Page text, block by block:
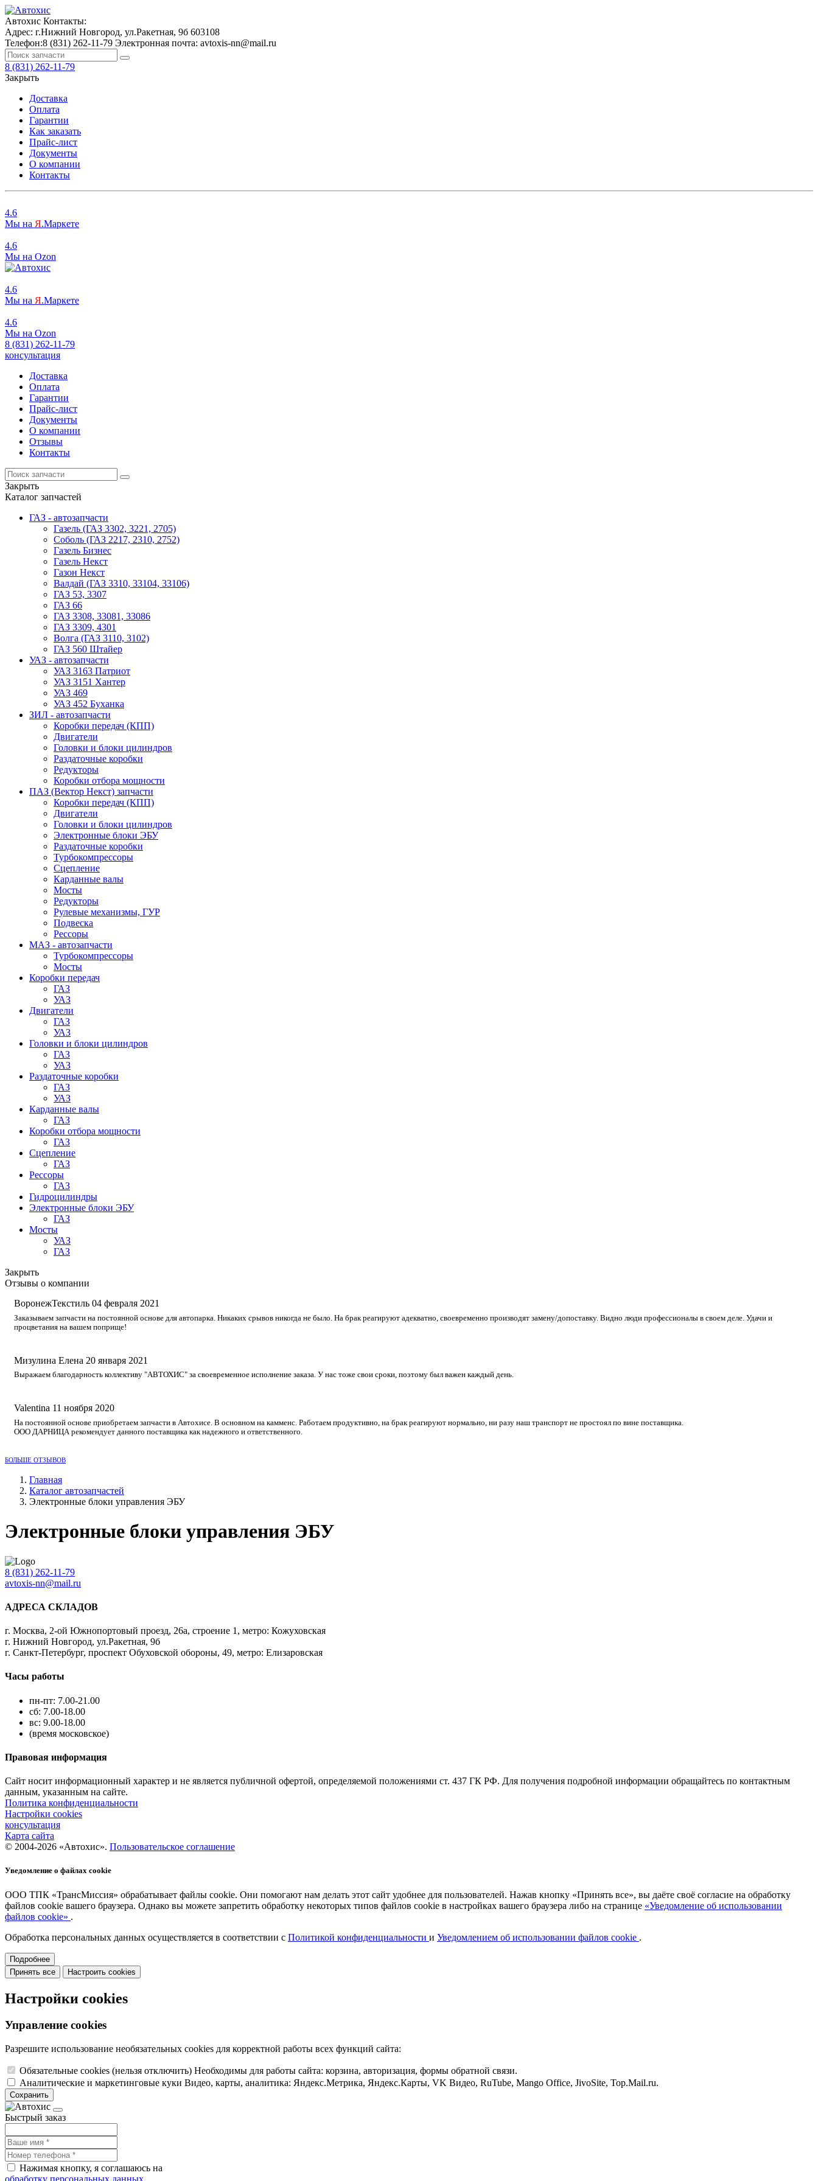
Автохис Контакты:
Адрес: г.Нижний Новгород, ул.Ракетная, 9б 603108
Телефон:8 (831) 262-11-79 Электронная почта: avtoxis-nn@mail.ru
8 (831) 262-11-79
Закрыть
Доставка
Оплата
Гарантии
Как заказать
Прайс-лист
Документы
О компании
Контакты
4.6
Мы на Я.Маркете
4.6
Мы на Ozon
4.6
Мы на Я.Маркете
4.6
Мы на Ozon
8 (831) 262-11-79
консультация
Доставка
Оплата
Гарантии
Прайс-лист
Документы
О компании
Отзывы
Контакты
Закрыть
Каталог запчастей
ГАЗ - автозапчасти
Газель (ГАЗ 3302, 3221, 2705)
Соболь (ГАЗ 2217, 2310, 2752)
Газель Бизнес
Газель Некст
Газон Некст
Валдай (ГАЗ 3310, 33104, 33106)
ГАЗ 53, 3307
ГАЗ 66
ГАЗ 3308, 33081, 33086
ГАЗ 3309, 4301
Волга (ГАЗ 3110, 3102)
ГАЗ 560 Штайер
УАЗ - автозапчасти
УАЗ 3163 Патриот
УАЗ 3151 Хантер
УАЗ 469
УАЗ 452 Буханка
ЗИЛ - автозапчасти
Коробки передач (КПП)
Двигатели
Головки и блоки цилиндров
Раздаточные коробки
Редукторы
Коробки отбора мощности
ПАЗ (Вектор Некст) запчасти
Коробки передач (КПП)
Двигатели
Головки и блоки цилиндров
Электронные блоки ЭБУ
Раздаточные коробки
Турбокомпрессоры
Сцепление
Карданные валы
Мосты
Редукторы
Рулевые механизмы, ГУР
Подвеска
Рессоры
МАЗ - автозапчасти
Турбокомпрессоры
Мосты
Коробки передач
ГАЗ
УАЗ
Двигатели
ГАЗ
УАЗ
Головки и блоки цилиндров
ГАЗ
УАЗ
Раздаточные коробки
ГАЗ
УАЗ
Карданные валы
ГАЗ
Коробки отбора мощности
ГАЗ
Сцепление
ГАЗ
Рессоры
ГАЗ
Гидроцилиндры
Электронные блоки ЭБУ
ГАЗ
Мосты
УАЗ
ГАЗ
Закрыть
Отзывы о компании
ВоронежТекстиль 04 февраля 2021
Заказываем запчасти на постоянной основе для автопарка. Никаких срывов никогда не было. На брак реагируют адекватно, своевременно производят замену/допоставку. Видно люди профессионалы в своем деле. Удачи и
процветания на вашем поприще!
Мизулина Елена 20 января 2021
Выражаем благодарность коллективу "АВТОХИС" за своевременное исполнение заказа. У нас тоже свои сроки, поэтому был важен каждый день.
Valentina 11 ноября 2020
На постоянной основе приобретаем запчасти в Автохисе. В основном на камменс. Работаем продуктивно, на брак реагируют нормально, ни разу наш транспорт не простоял по вине поставщика.
ООО ДАРНИЦА рекомендует данного поставщика как надежного и ответственного.
БОЛЬШЕ ОТЗЫВОВ
Главная
Каталог автозапчастей
Электронные блоки управления ЭБУ
Электронные блоки управления ЭБУ
8 (831) 262-11-79
avtoxis-nn@mail.ru
АДРЕСА СКЛАДОВ
г. Москва, 2-ой Южнопортовый проезд, 26а, строение 1, метро: Кожуховская
г. Нижний Новгород, ул.Ракетная, 9б
г. Санкт-Петербург, проспект Обуховской обороны, 49, метро: Елизаровская
Часы работы
пн-пт: 7.00-21.00
сб: 7.00-18.00
вс: 9.00-18.00
(время московское)
Правовая информация
Сайт носит информационный характер и не является публичной офертой, определяемой положениями ст. 437 ГК РФ. Для получения подробной информации обращайтесь по контактным
данным, указанным на сайте.
Политика конфиденциальности
Настройки cookies
консультация
Карта сайта
© 2004-2026 «Автохис». Пользовательское соглашение
Уведомление о файлах cookie
ООО ТПК «ТрансМиссия» обрабатывает файлы cookie. Они помогают нам делать этот сайт удобнее для пользователей. Нажав кнопку «Принять все», вы даёте своё согласие на обработку
файлов cookie вашего браузера. Однако вы можете запретить обработку некоторых типов файлов cookie в настройках вашего браузера либо на странице «Уведомление об использовании
файлов cookie» .
Обработка персональных данных осуществляется в соответствии с Политикой конфиденциальности и Уведомлением об использовании файлов cookie .
Подробнее
Принять все
Настроить cookies
Настройки cookies
Управление cookies
Разрешите использование необязательных cookies для корректной работы всех функций сайта:
Обязательные cookies (нельзя отключить) Необходимы для работы сайта: корзина, авторизация, формы обратной связи.
Аналитические и маркетинговые куки Видео, карты, аналитика: Яндекс.Метрика, Яндекс.Карты, VK Видео, RuTube, Mango Office, JivoSite, Top.Mail.ru.
Сохранить
Быстрый заказ
Нажимая кнопку, я соглашаюсь на